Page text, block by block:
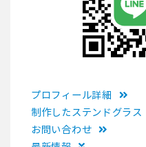
プロフィール詳細
制作したステンドグラス
お問い合わせ